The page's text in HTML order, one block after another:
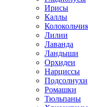
Ирисы
Каллы
Лилии
Лаванда
Ландыши
Орхидеи
Нарциссы
Подсолнухи
Ромашки
Тюльпаны